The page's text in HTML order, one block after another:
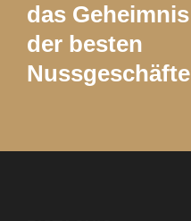
das Geheimnis
der besten
Nussgeschäfte